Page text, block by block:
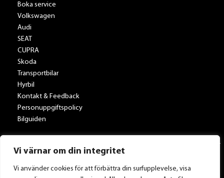
Vi värnar om din integritet
Vi använder cookies för att förbättra din surfupplevelse, visa
Boka service
Volkswagen
Audi
SEAT
CUPRA
Skoda
Transportbilar
Hyrbil
Kontakt & Feedback
Personuppgiftspolicy
Bilguiden